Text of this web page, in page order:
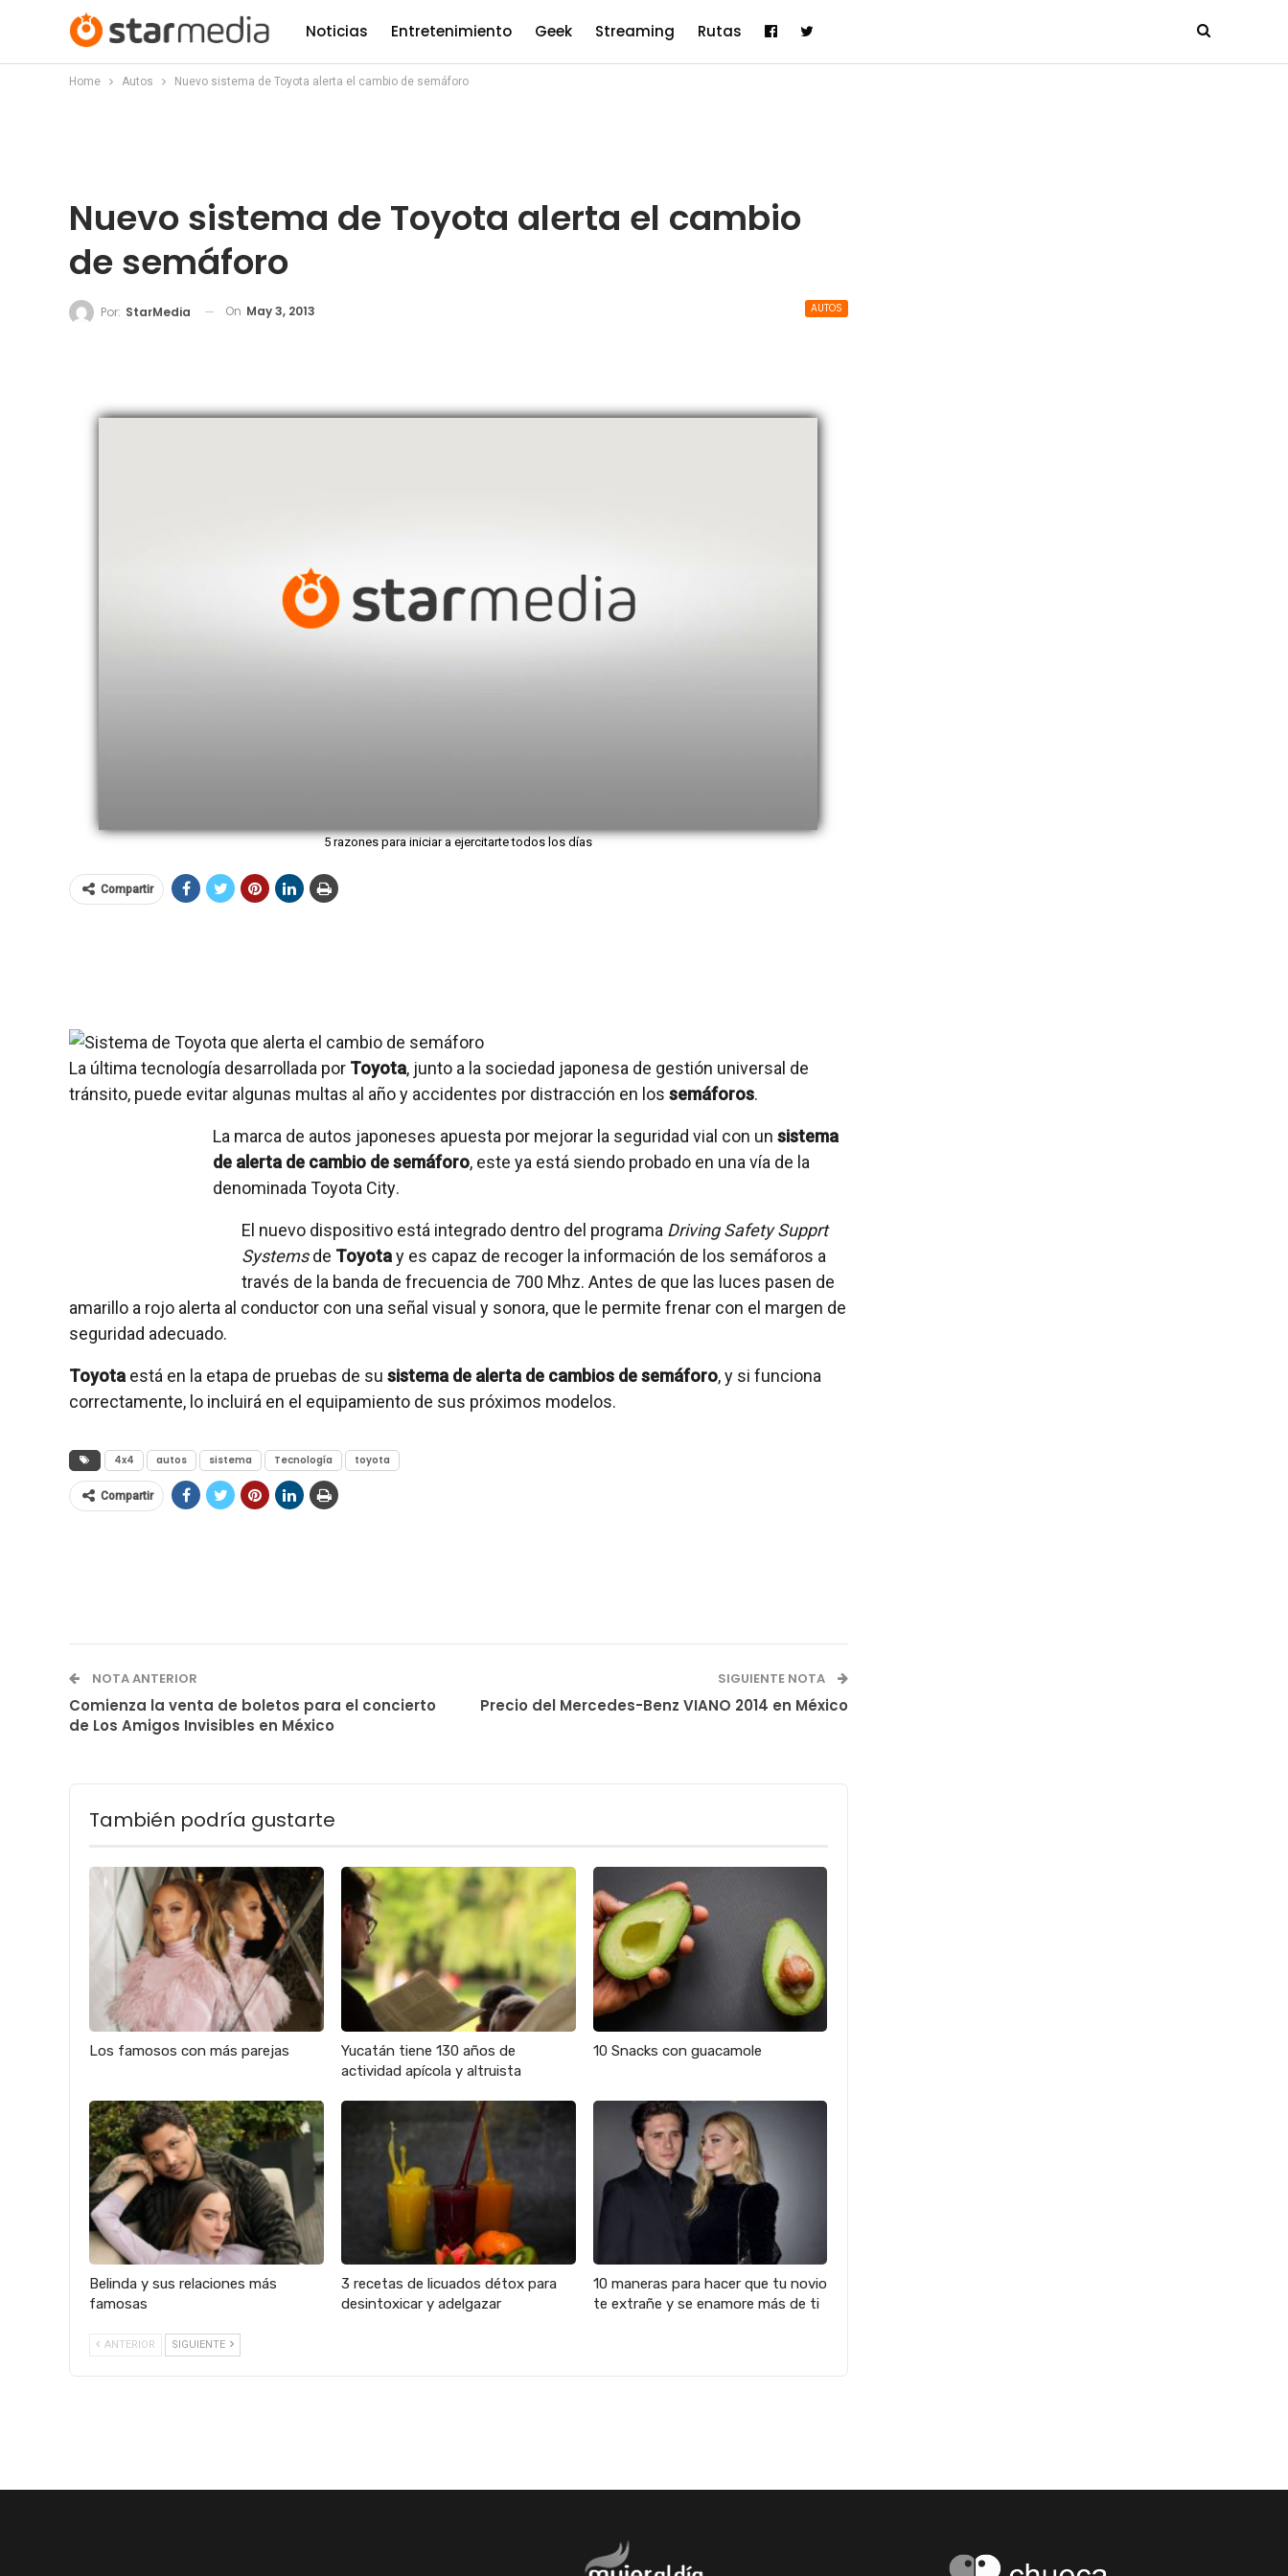
Noticias Entretenimiento Geek Streaming Rutas
Home Autos Nuevo sistema de Toyota alerta el cambio de semáforo
Nuevo sistema de Toyota alerta el cambio
de semáforo
AUTOS
Por: StarMedia On May 3, 2013
5 razones para iniciar a ejercitarte todos los días
Compartir
La última tecnología desarrollada por Toyota, junto a la sociedad japonesa de gestión universal de
tránsito, puede evitar algunas multas al año y accidentes por distracción en los semáforos.
La marca de autos japoneses apuesta por mejorar la seguridad vial con un sistema
de alerta de cambio de semáforo, este ya está siendo probado en una vía de la
denominada Toyota City.
El nuevo dispositivo está integrado dentro del programa Driving Safety Supprt
Systemsde Toyotay es capaz de recoger la información de los semáforos a
través de la banda de frecuencia de 700 Mhz. Antes de que las luces pasen de
amarillo a rojo alerta al conductor con una señal visual y sonora, que le permite frenar con el margen de
seguridad adecuado.
Toyotaestá en la etapa de pruebas de su sistema de alerta de cambios de semáforo, y si funciona
correctamente, lo incluirá en el equipamiento de sus próximos modelos.
4x4 autos sistema Tecnología toyota
Compartir
NOTA ANTERIOR
Comienza la venta de boletos para el concierto
de Los Amigos Invisibles en México
SIGUIENTE NOTA
Precio del Mercedes-Benz VIANO 2014 en México
También podría gustarte
Los famosos con más parejas
Yucatán tiene 130 años de
actividad apícola y altruista
10 Snacks con guacamole
Belinda y sus relaciones más
famosas
3 recetas de licuados détox para
desintoxicar y adelgazar
10 maneras para hacer que tu novio
te extrañe y se enamore más de ti
ANTERIOR SIGUIENTE